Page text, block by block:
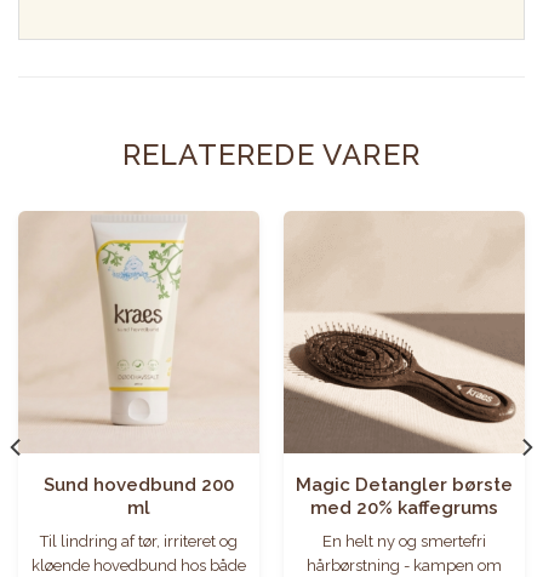
RELATEREDE VARER
Sund hovedbund 200
ml
Til lindring af tør, irriteret og
kløende hovedbund hos både
Magic Detangler børste
med 20% kaffegrums
En helt ny og smertefri
hårbørstning - kampen om